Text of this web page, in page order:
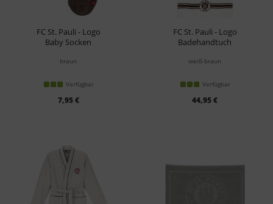
FC St. Pauli - Logo
Baby Socken
braun
Verfügbar
7,95 €
FC St. Pauli - Logo
Badehandtuch
weiß-braun
Verfügbar
44,95 €